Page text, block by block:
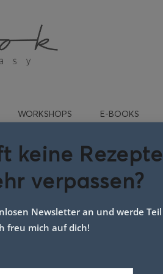
WORKSHOPS E-BOOKS
keine Rezepte
verpassen?
Newsletter an und werde Teil
freu mich auf dich!